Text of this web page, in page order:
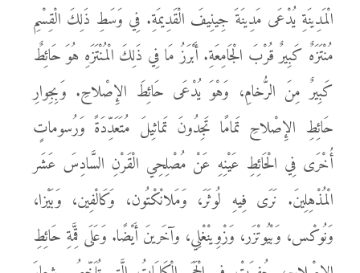
الْمَدِينَةِ يُدْعَى مَدِينَةَ جِينِيفَ الْقَدِيمَةِ. فِي وَسَطِ ذَلِكَ الْقِسْمِ
مُنْتَزَهٌ كَبِيرٌ قُرْبَ الْجَامِعَةِ. أَبْرَزُ مَا فِي ذَلِكَ الْمُنْتَزَهِ هُوَ حَائِطٌ
كَبِيرٌ مِنَ الرُّخامِ، وَهْوَ يُدْعَى حَائِطَ الإِصْلاحِ. وَبِجِوارِ
حَائِطِ الإِصْلاحِ تَمامًا تَجِدُونَ تَماثِيلَ مُتَعَدِّدَةً وَرُسوماتٍ
أُخْرَى فِي الْحَائِطِ عَيْنِهِ عَنْ مُصْلِحِي الْقَرْنِ السَّادِسَ عَشَر
الْمُذْهِلِينَ. نَرَى فِيهِ لُوثَرَ، وَمَلانْكْتُون، وَكَالْفِين، وَبَيْزا،
وَنُوكْس، وَبْيُوتْزَر، وَزْوِينْغْلِي، وآخَرينَ أَيْضًا. وَعَلَى قِمَّةِ حَائِطِ